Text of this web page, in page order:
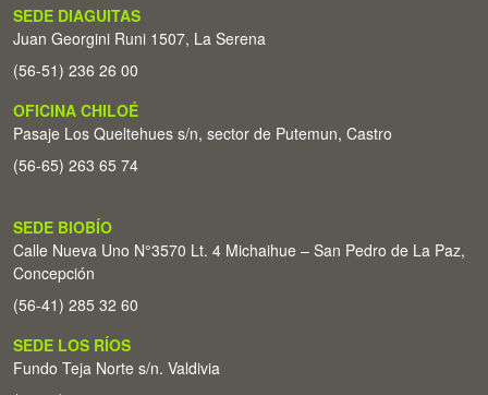
SEDE DIAGUITAS
Juan Georgini Runi 1507, La Serena
(56-51) 236 26 00
OFICINA CHILOÉ
Pasaje Los Queltehues s/n, sector de Putemun, Castro
(56-65) 263 65 74
SEDE BIOBÍO
Calle Nueva Uno N°3570 Lt. 4 Michaihue – San Pedro de La Paz,
Concepción
(56-41) 285 32 60
SEDE LOS RÍOS
Fundo Teja Norte s/n. Valdivia